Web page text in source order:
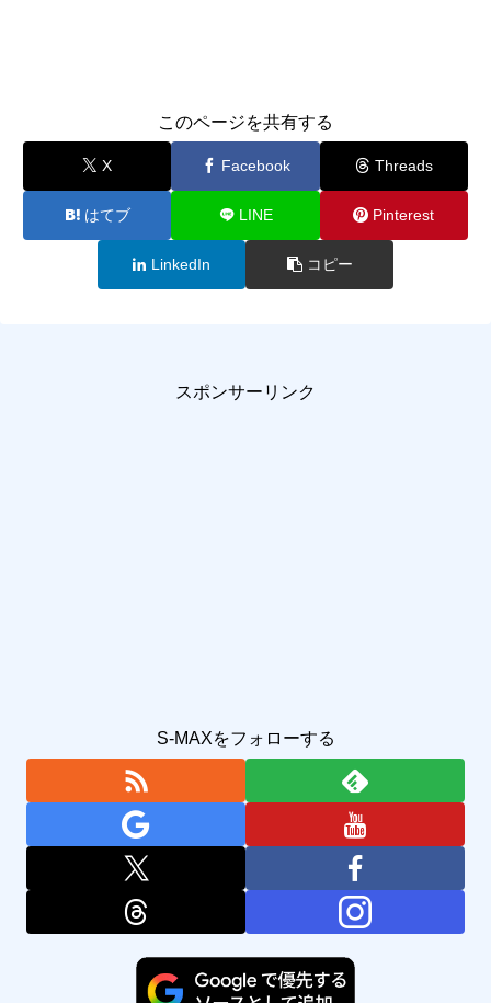
このページを共有する
X Facebook Threads
はてブ LINE Pinterest
LinkedIn コピー
スポンサーリンク
S-MAXをフォローする